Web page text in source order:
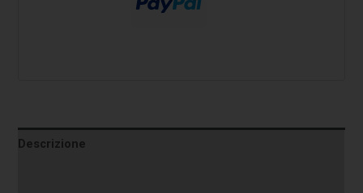
Descrizione